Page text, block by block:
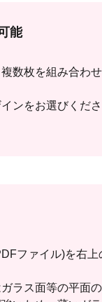
能
数枚を組み合わ
ンをお選びくだ
ファイル)を右
ラス面等の平面